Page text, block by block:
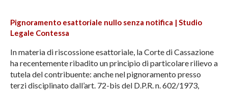
Pignoramento esattoriale nullo senza notifica | Studio
Legale Contessa
In materia di riscossione esattoriale, la Corte di Cassazione
ha recentemente ribadito un principio di particolare rilievo a
tutela del contribuente: anche nel pignoramento presso
terzi disciplinato dall’art. 72-bis del D.P.R. n. 602/1973,